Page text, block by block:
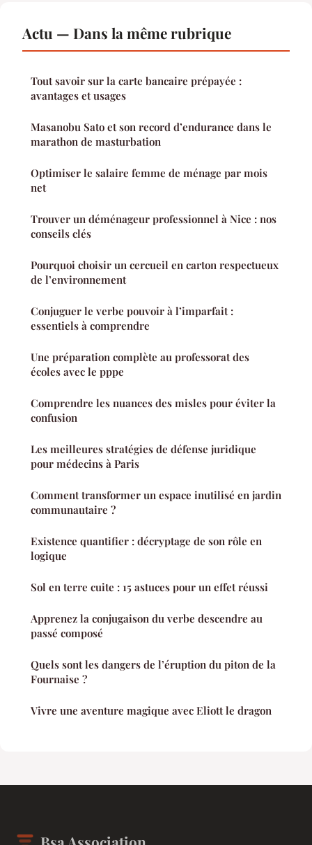
Actu — Dans la même rubrique
Tout savoir sur la carte bancaire prépayée :
avantages et usages
Masanobu Sato et son record d’endurance dans le
marathon de masturbation
Optimiser le salaire femme de ménage par mois
net
Trouver un déménageur professionnel à Nice : nos
conseils clés
Pourquoi choisir un cercueil en carton respectueux
de l’environnement
Conjuguer le verbe pouvoir à l’imparfait :
essentiels à comprendre
Une préparation complète au professorat des
écoles avec le pppe
Comprendre les nuances des misles pour éviter la
confusion
Les meilleures stratégies de défense juridique
pour médecins à Paris
Comment transformer un espace inutilisé en jardin
communautaire ?
Existence quantifier : décryptage de son rôle en
logique
Sol en terre cuite : 15 astuces pour un effet réussi
Apprenez la conjugaison du verbe descendre au
passé composé
Quels sont les dangers de l’éruption du piton de la
Fournaise ?
Vivre une aventure magique avec Eliott le dragon